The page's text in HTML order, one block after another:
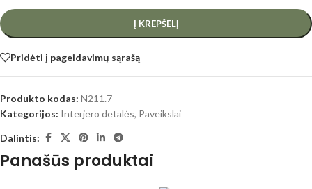
Į KREPŠELĮ
Pridėti į pageidavimų sąrašą
Produkto kodas: N211.7
Kategorijos: Interjero detalės, Paveikslai
Dalintis:
Panašūs produktai